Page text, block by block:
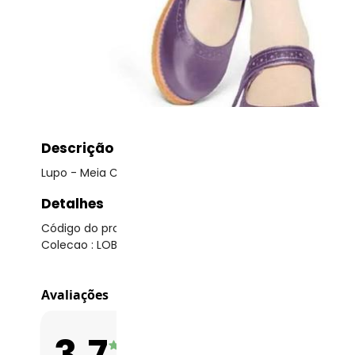
Descrição
Lupo - Meia Calça Infantil Fio 20 Lobinha 2570-001
Detalhes
Código do produto: 22251576
Colecao : LOBINHA
Avaliações